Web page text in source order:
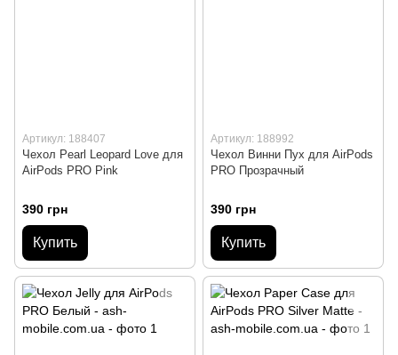
Артикул: 188407
Чехол Pearl Leopard Love для
AirPods PRO Pink
390 грн
Купить
Артикул: 188992
Чехол Винни Пух для AirPods
PRO Прозрачный
390 грн
Купить